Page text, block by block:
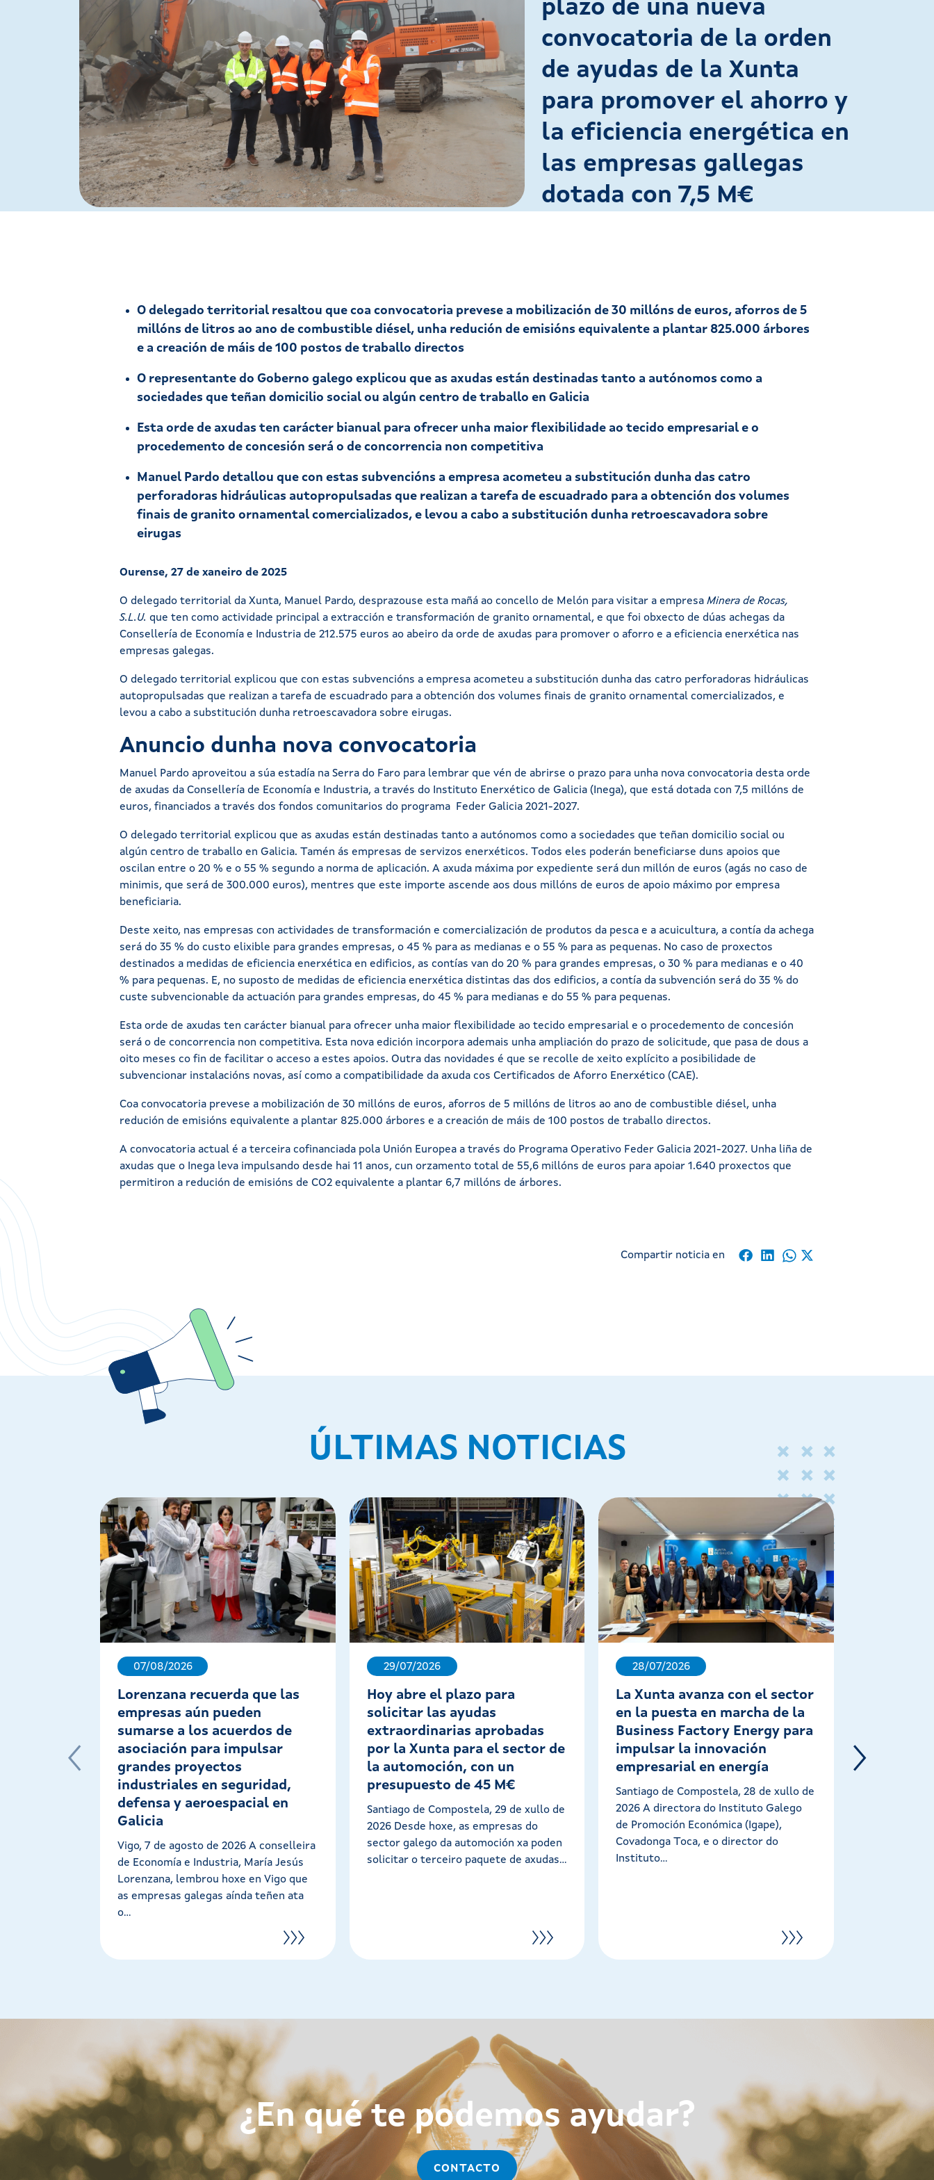
plazo de una nueva
convocatoria de la orden
de ayudas de la Xunta
para promover el ahorro y
la eficiencia energética en
las empresas gallegas
dotada con 7,5 M€
O delegado territorial resaltou que coa convocatoria prevese a mobilización de 30 millóns de euros, aforros de 5
millóns de litros ao ano de combustible diésel, unha redución de emisións equivalente a plantar 825.000 árbores
e a creación de máis de 100 postos de traballo directos
O representante do Goberno galego explicou que as axudas están destinadas tanto a autónomos como a
sociedades que teñan domicilio social ou algún centro de traballo en Galicia
Esta orde de axudas ten carácter bianual para ofrecer unha maior flexibilidade ao tecido empresarial e o
procedemento de concesión será o de concorrencia non competitiva
Manuel Pardo detallou que con estas subvencións a empresa acometeu a substitución dunha das catro
perforadoras hidráulicas autopropulsadas que realizan a tarefa de escuadrado para a obtención dos volumes
finais de granito ornamental comercializados, e levou a cabo a substitución dunha retroescavadora sobre
eirugas
Ourense, 27 de xaneiro de 2025
O delegado territorial da Xunta, Manuel Pardo, desprazouse esta mañá ao concello de Melón para visitar a empresa Minera de Rocas,
S.L.U. que ten como actividade principal a extracción e transformación de granito ornamental, e que foi obxecto de dúas achegas da
Consellería de Economía e Industria de 212.575 euros ao abeiro da orde de axudas para promover o aforro e a eficiencia enerxética nas
empresas galegas.
O delegado territorial explicou que con estas subvencións a empresa acometeu a substitución dunha das catro perforadoras hidráulicas
autopropulsadas que realizan a tarefa de escuadrado para a obtención dos volumes finais de granito ornamental comercializados, e
levou a cabo a substitución dunha retroescavadora sobre eirugas.
Anuncio dunha nova convocatoria
Manuel Pardo aproveitou a súa estadía na Serra do Faro para lembrar que vén de abrirse o prazo para unha nova convocatoria desta orde
de axudas da Consellería de Economía e Industria, a través do Instituto Enerxético de Galicia (Inega), que está dotada con 7,5 millóns de
euros, financiados a través dos fondos comunitarios do programa Feder Galicia 2021-2027.
O delegado territorial explicou que as axudas están destinadas tanto a autónomos como a sociedades que teñan domicilio social ou
algún centro de traballo en Galicia. Tamén ás empresas de servizos enerxéticos. Todos eles poderán beneficiarse duns apoios que
oscilan entre o 20 % e o 55 % segundo a norma de aplicación. A axuda máxima por expediente será dun millón de euros (agás no caso de
minimis, que será de 300.000 euros), mentres que este importe ascende aos dous millóns de euros de apoio máximo por empresa
beneficiaria.
Deste xeito, nas empresas con actividades de transformación e comercialización de produtos da pesca e a acuicultura, a contía da achega
será do 35 % do custo elixible para grandes empresas, o 45 % para as medianas e o 55 % para as pequenas. No caso de proxectos
destinados a medidas de eficiencia enerxética en edificios, as contías van do 20 % para grandes empresas, o 30 % para medianas e o 40
% para pequenas. E, no suposto de medidas de eficiencia enerxética distintas das dos edificios, a contía da subvención será do 35 % do
custe subvencionable da actuación para grandes empresas, do 45 % para medianas e do 55 % para pequenas.
Esta orde de axudas ten carácter bianual para ofrecer unha maior flexibilidade ao tecido empresarial e o procedemento de concesión
será o de concorrencia non competitiva. Esta nova edición incorpora ademais unha ampliación do prazo de solicitude, que pasa de dous a
oito meses co fin de facilitar o acceso a estes apoios. Outra das novidades é que se recolle de xeito explícito a posibilidade de
subvencionar instalacións novas, así como a compatibilidade da axuda cos Certificados de Aforro Enerxético (CAE).
Coa convocatoria prevese a mobilización de 30 millóns de euros, aforros de 5 millóns de litros ao ano de combustible diésel, unha
redución de emisións equivalente a plantar 825.000 árbores e a creación de máis de 100 postos de traballo directos.
A convocatoria actual é a terceira cofinanciada pola Unión Europea a través do Programa Operativo Feder Galicia 2021-2027. Unha liña de
axudas que o Inega leva impulsando desde hai 11 anos, cun orzamento total de 55,6 millóns de euros para apoiar 1.640 proxectos que
permitiron a redución de emisións de CO2 equivalente a plantar 6,7 millóns de árbores.
Compartir noticia en
ÚLTIMAS NOTICIAS
07/08/2026
Lorenzana recuerda que las
empresas aún pueden
sumarse a los acuerdos de
asociación para impulsar
grandes proyectos
industriales en seguridad,
defensa y aeroespacial en
Galicia
Vigo, 7 de agosto de 2026 A conselleira
de Economía e Industria, María Jesús
Lorenzana, lembrou hoxe en Vigo que
as empresas galegas aínda teñen ata
o...
29/07/2026
Hoy abre el plazo para
solicitar las ayudas
extraordinarias aprobadas
por la Xunta para el sector de
la automoción, con un
presupuesto de 45 M€
Santiago de Compostela, 29 de xullo de
2026 Desde hoxe, as empresas do
sector galego da automoción xa poden
solicitar o terceiro paquete de axudas...
28/07/2026
La Xunta avanza con el sector
en la puesta en marcha de la
Business Factory Energy para
impulsar la innovación
empresarial en energía
Santiago de Compostela, 28 de xullo de
2026 A directora do Instituto Galego
de Promoción Económica (Igape),
Covadonga Toca, e o director do
Instituto...
¿En qué te podemos ayudar?
CONTACTO